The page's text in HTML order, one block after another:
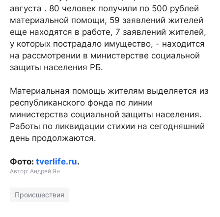
августа . 80 человек получили по 500 рублей
материальной помощи, 59 заявлений жителей
еще находятся в работе, 7 заявлений жителей,
у которых пострадало имущество, - находится
на рассмотрении в министерстве социальной
защиты населения РБ.
Материальная помощь жителям выделяется из
республиканского фонда по линии
министерства социальной защиты населения.
Работы по ликвидации стихии на сегодняшний
день продолжаются.
Фото: tverlife.ru.
Автор: Андрей Ян
Происшествия